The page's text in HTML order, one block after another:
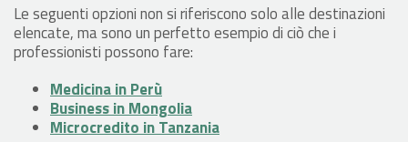
Le seguenti opzioni non si riferiscono solo alle destinazioni
elencate, ma sono un perfetto esempio di ciò che i
professionisti possono fare:
Medicina in Perù
Business in Mongolia
Microcredito in Tanzania